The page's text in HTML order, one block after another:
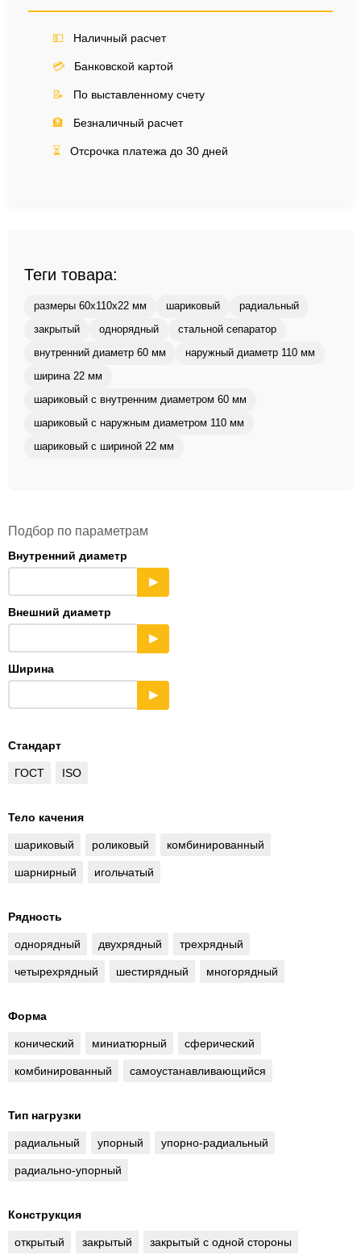
💵 Наличный расчет
💳 Банковской картой
📝 По выставленному счету
🏦 Безналичный расчет
⏳ Отсрочка платежа до 30 дней
Теги товара:
размеры 60x110x22 мм шариковый радиальный
закрытый однорядный стальной сепаратор
внутренний диаметр 60 мм наружный диаметр 110 мм
ширина 22 мм
шариковый с внутренним диаметром 60 мм
шариковый с наружным диаметром 110 мм
шариковый с шириной 22 мм
Подбор по параметрам
Внутренний диаметр
▶
Внешний диаметр
▶
Ширина
▶
Стандарт
ГОСТ ISO
Тело качения
шариковый роликовый комбинированный
шарнирный игольчатый
Рядность
однорядный двухрядный трехрядный
четырехрядный шестирядный многорядный
Форма
конический миниатюрный сферический
комбинированный самоустанавливающийся
Тип нагрузки
радиальный упорный упорно-радиальный
радиально-упорный
Конструкция
открытый закрытый закрытый с одной стороны